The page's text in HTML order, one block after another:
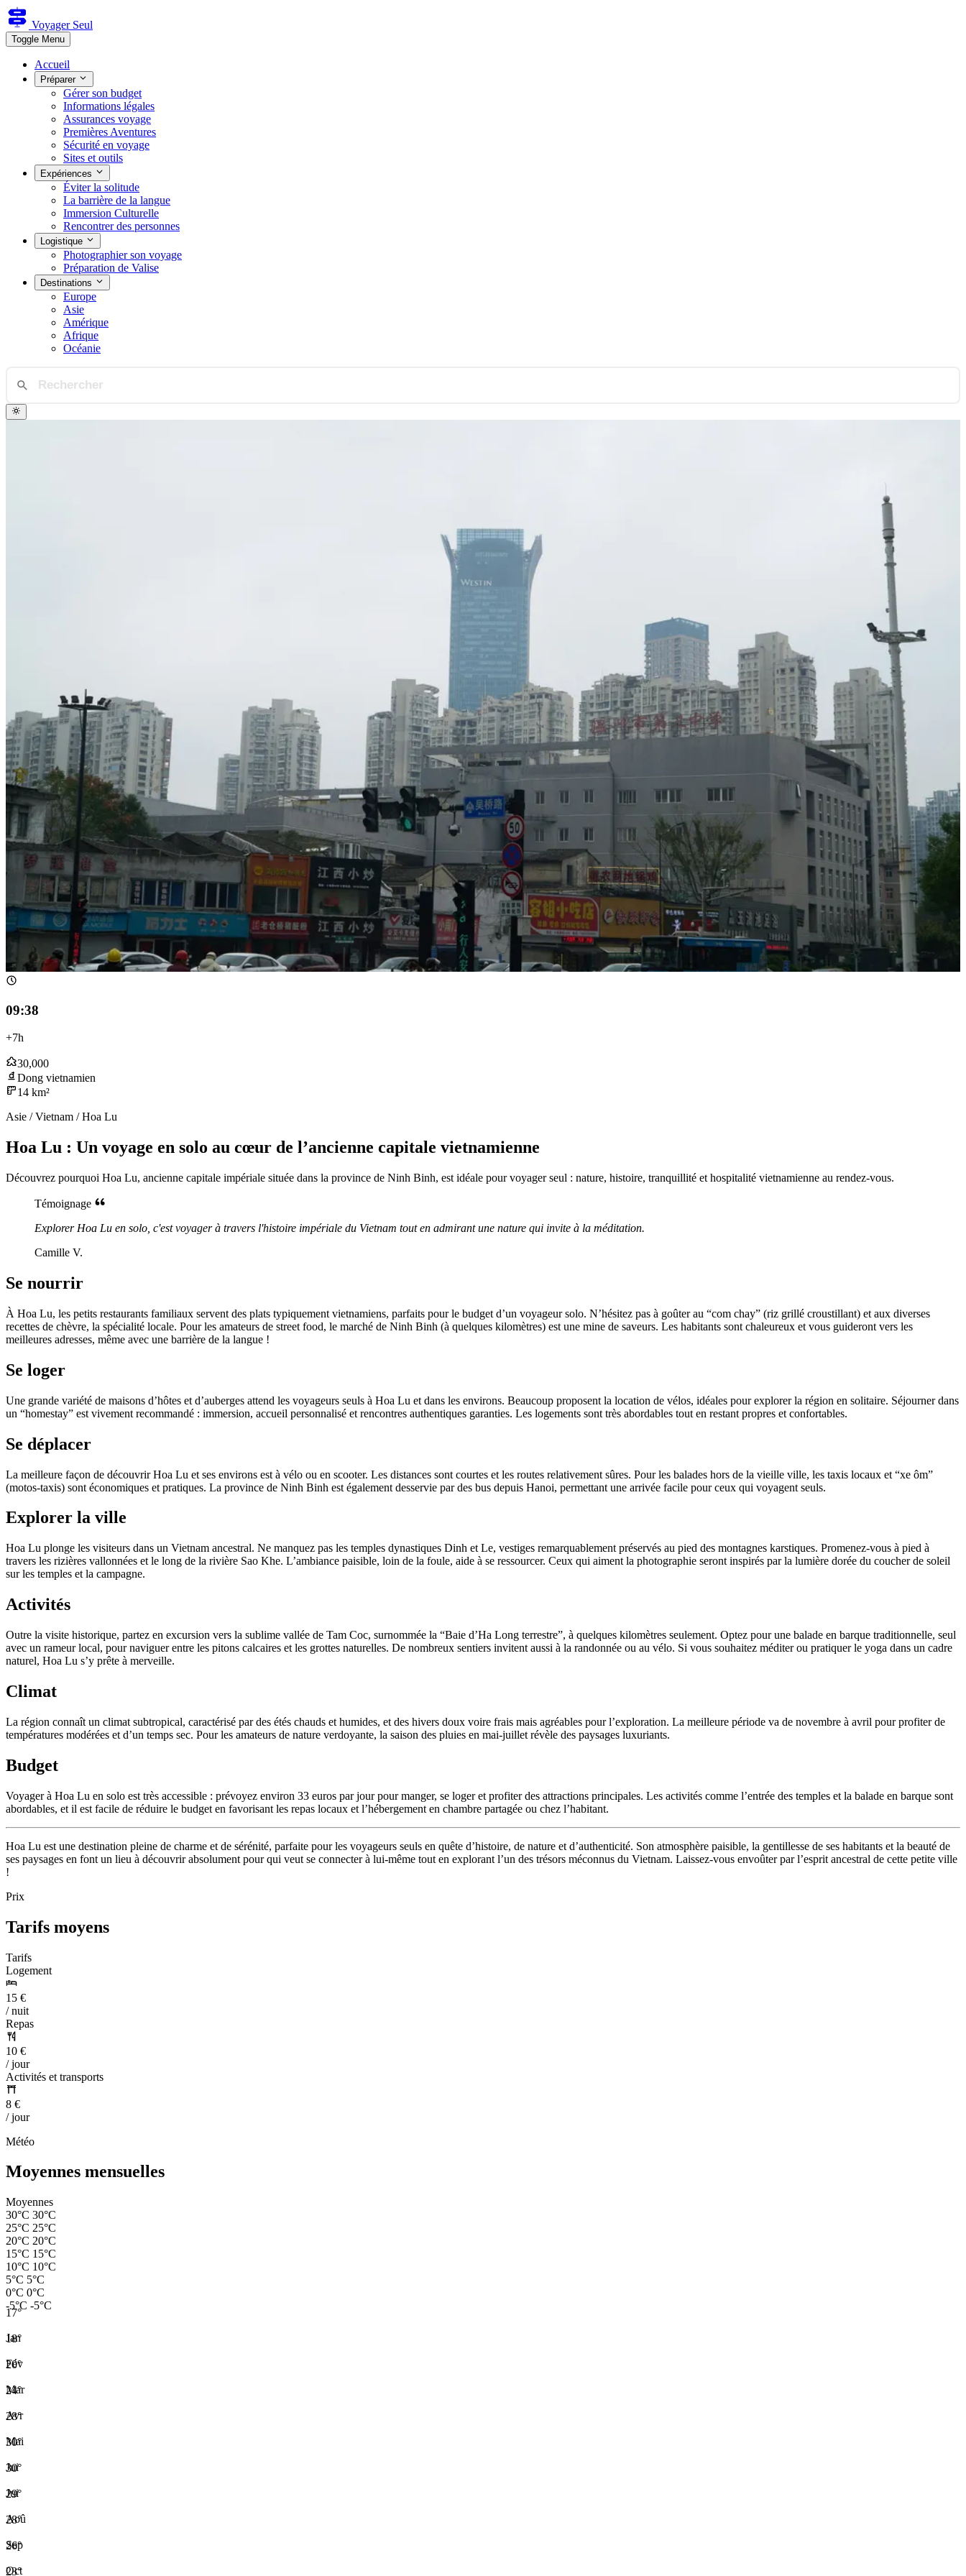
Voyager Seul
Toggle Menu
Accueil
Préparer
Gérer son budget
Informations légales
Assurances voyage
Premières Aventures
Sécurité en voyage
Sites et outils
Expériences
Éviter la solitude
La barrière de la langue
Immersion Culturelle
Rencontrer des personnes
Logistique
Photographier son voyage
Préparation de Valise
Destinations
Europe
Asie
Amérique
Afrique
Océanie
09:39
+7h
30,000
Dong vietnamien
14 km²
Asie / Vietnam / Hoa Lu
Hoa Lu : Un voyage en solo au cœur de l’ancienne capitale vietnamienne
Découvrez pourquoi Hoa Lu, ancienne capitale impériale située dans la province de Ninh Binh, est idéale pour voyager seul : nature, histoire, tranquillité et hospitalité vietnamienne au rendez-vous.
Témoignage
Explorer Hoa Lu en solo, c'est voyager à travers l'histoire impériale du Vietnam tout en admirant une nature qui invite à la méditation.
Camille V.
Se nourrir
À Hoa Lu, les petits restaurants familiaux servent des plats typiquement vietnamiens, parfaits pour le budget d’un voyageur solo. N’hésitez pas à goûter au “com chay” (riz grillé croustillant) et aux diverses
recettes de chèvre, la spécialité locale. Pour les amateurs de street food, le marché de Ninh Binh (à quelques kilomètres) est une mine de saveurs. Les habitants sont chaleureux et vous guideront vers les
meilleures adresses, même avec une barrière de la langue !
Se loger
Une grande variété de maisons d’hôtes et d’auberges attend les voyageurs seuls à Hoa Lu et dans les environs. Beaucoup proposent la location de vélos, idéales pour explorer la région en solitaire. Séjourner dans
un “homestay” est vivement recommandé : immersion, accueil personnalisé et rencontres authentiques garanties. Les logements sont très abordables tout en restant propres et confortables.
Se déplacer
La meilleure façon de découvrir Hoa Lu et ses environs est à vélo ou en scooter. Les distances sont courtes et les routes relativement sûres. Pour les balades hors de la vieille ville, les taxis locaux et “xe ôm”
(motos-taxis) sont économiques et pratiques. La province de Ninh Binh est également desservie par des bus depuis Hanoi, permettant une arrivée facile pour ceux qui voyagent seuls.
Explorer la ville
Hoa Lu plonge les visiteurs dans un Vietnam ancestral. Ne manquez pas les temples dynastiques Dinh et Le, vestiges remarquablement préservés au pied des montagnes karstiques. Promenez-vous à pied à
travers les rizières vallonnées et le long de la rivière Sao Khe. L’ambiance paisible, loin de la foule, aide à se ressourcer. Ceux qui aiment la photographie seront inspirés par la lumière dorée du coucher de soleil
sur les temples et la campagne.
Activités
Outre la visite historique, partez en excursion vers la sublime vallée de Tam Coc, surnommée la “Baie d’Ha Long terrestre”, à quelques kilomètres seulement. Optez pour une balade en barque traditionnelle, seul
avec un rameur local, pour naviguer entre les pitons calcaires et les grottes naturelles. De nombreux sentiers invitent aussi à la randonnée ou au vélo. Si vous souhaitez méditer ou pratiquer le yoga dans un cadre
naturel, Hoa Lu s’y prête à merveille.
Climat
La région connaît un climat subtropical, caractérisé par des étés chauds et humides, et des hivers doux voire frais mais agréables pour l’exploration. La meilleure période va de novembre à avril pour profiter de
températures modérées et d’un temps sec. Pour les amateurs de nature verdoyante, la saison des pluies en mai-juillet révèle des paysages luxuriants.
Budget
Voyager à Hoa Lu en solo est très accessible : prévoyez environ 33 euros par jour pour manger, se loger et profiter des attractions principales. Les activités comme l’entrée des temples et la balade en barque sont
abordables, et il est facile de réduire le budget en favorisant les repas locaux et l’hébergement en chambre partagée ou chez l’habitant.
Hoa Lu est une destination pleine de charme et de sérénité, parfaite pour les voyageurs seuls en quête d’histoire, de nature et d’authenticité. Son atmosphère paisible, la gentillesse de ses habitants et la beauté de
ses paysages en font un lieu à découvrir absolument pour qui veut se connecter à lui-même tout en explorant l’un des trésors méconnus du Vietnam. Laissez-vous envoûter par l’esprit ancestral de cette petite ville
!
Prix
Tarifs moyens
Tarifs
Logement
15 €
/ nuit
Repas
10 €
/ jour
Activités et transports
8 €
/ jour
Météo
Moyennes mensuelles
Moyennes
30°C 30°C
25°C 25°C
20°C 20°C
15°C 15°C
10°C 10°C
5°C 5°C
0°C 0°C
-5°C -5°C
17°
Jan
18°
Fév
20°
Mar
24°
Avr
28°
Mai
30°
Jui
30°
Jui
29°
Aoû
28°
Sep
26°
Oct
23°